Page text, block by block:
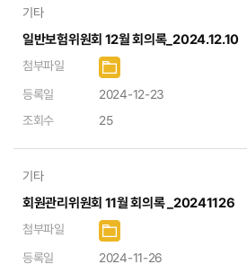
기타
일반보험위원회 12월 회의록_2024.12.10
첨부파일
등록일
2024-12-23
조회수
25
기타
회원관리위원회 11월 회의록 _20241126
첨부파일
등록일
2024-11-26